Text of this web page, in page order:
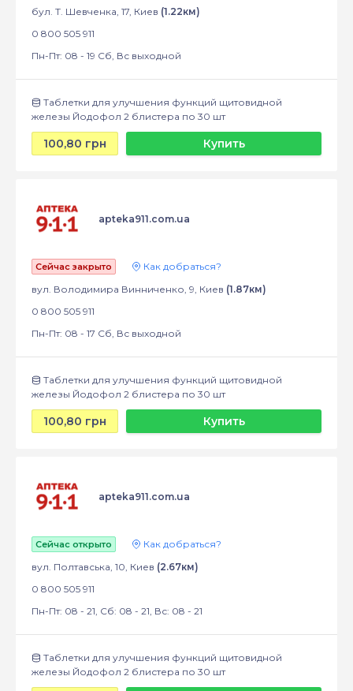
бул. Т. Шевченка, 17, Киев (1.22км)
0 800 505 911
Пн-Пт: 08 - 19 Сб, Вс выходной
Таблетки для улучшения функций щитовидной
железы Йодофол 2 блистера по 30 шт
100,80 грн Купить
apteka911.com.ua
Сейчас закрыто
Как добраться?
вул. Володимира Винниченко, 9, Киев (1.87км)
0 800 505 911
Пн-Пт: 08 - 17 Сб, Вс выходной
Таблетки для улучшения функций щитовидной
железы Йодофол 2 блистера по 30 шт
100,80 грн Купить
apteka911.com.ua
Сейчас открыто
Как добраться?
вул. Полтавська, 10, Киев (2.67км)
0 800 505 911
Пн-Пт: 08 - 21, Сб: 08 - 21, Вс: 08 - 21
Таблетки для улучшения функций щитовидной
железы Йодофол 2 блистера по 30 шт